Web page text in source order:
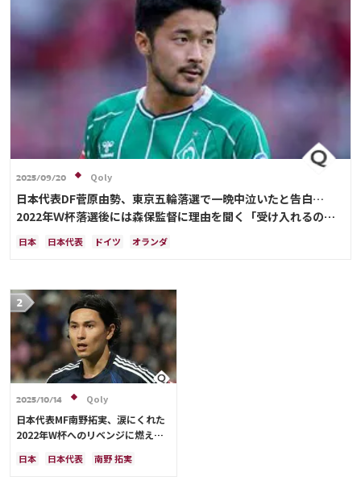
2025/09/20 Qoly
日本代表DF菅原由勢、東京五輪落選で一晩中泣いたと告白…
2022年Ｗ杯落選後には森保監督に理由を聞く「受け入れるのは
難しかった」
日本 日本代表 ドイツ オランダ
2025/10/14 Qoly
日本代表MF南野拓実、涙にくれた
2022年W杯へのリベンジに燃える
ー人生をかけた戦い」
日本 日本代表
南野 拓実